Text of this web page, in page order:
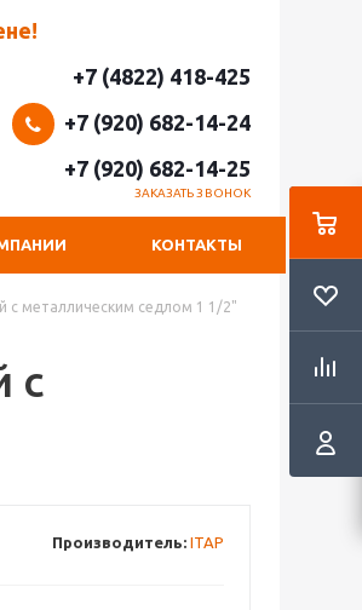
+7 (4822) 418-425
+7 (920) 682-14-24
+7 (920) 682-14-25
ЗАКАЗАТЬ ЗВОНОК
КОНТАКТЫ
с металлическим седлом 1 1/2"
с
Производитель: ITAP